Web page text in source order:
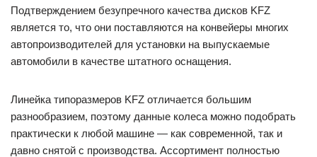
Подтверждением безупречного качества дисков KFZ
является то, что они поставляются на конвейеры многих
автопроизводителей для установки на выпускаемые
автомобили в качестве штатного оснащения.
Линейка типоразмеров KFZ отличается большим
разнообразием, поэтому данные колеса можно подобрать
практически к любой машине — как современной, так и
давно снятой с производства. Ассортимент полностью